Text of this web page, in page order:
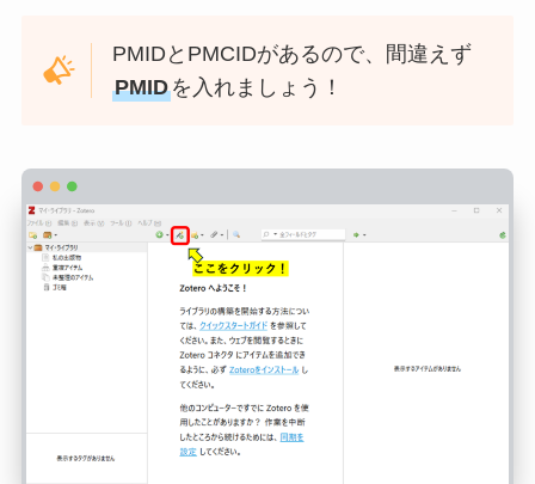
PMIDとPMCIDがあるので、間違えず
PMIDを入れましょう！